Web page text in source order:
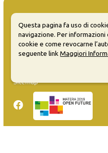
MATERA WELCOME EVENTS
Sitemap
Questa pagina fa uso di
navigazione. Per
cookie e come revocarne
seguente linkMaggiori